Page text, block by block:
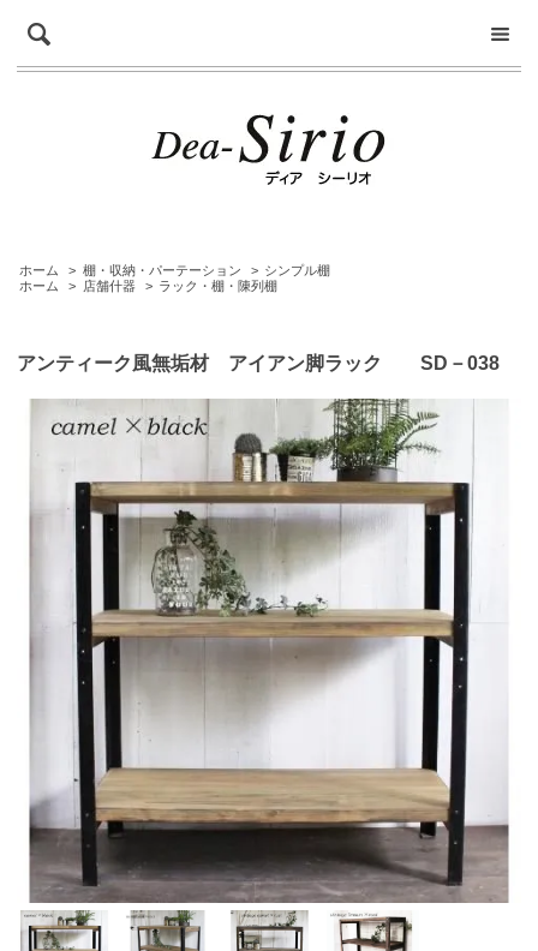
ホーム > 棚・収納・パーテーション > シンプル棚
ホーム
> 店舗什器 > ラック・棚・陳列棚
アンティーク風無垢材 アイアン脚ラック SD－038